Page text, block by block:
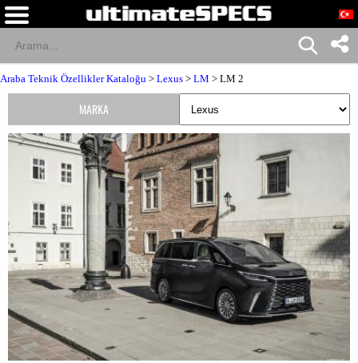
Araba Teknik Özellikler Kataloğu > Lexus > LM > LM 2
MARKA